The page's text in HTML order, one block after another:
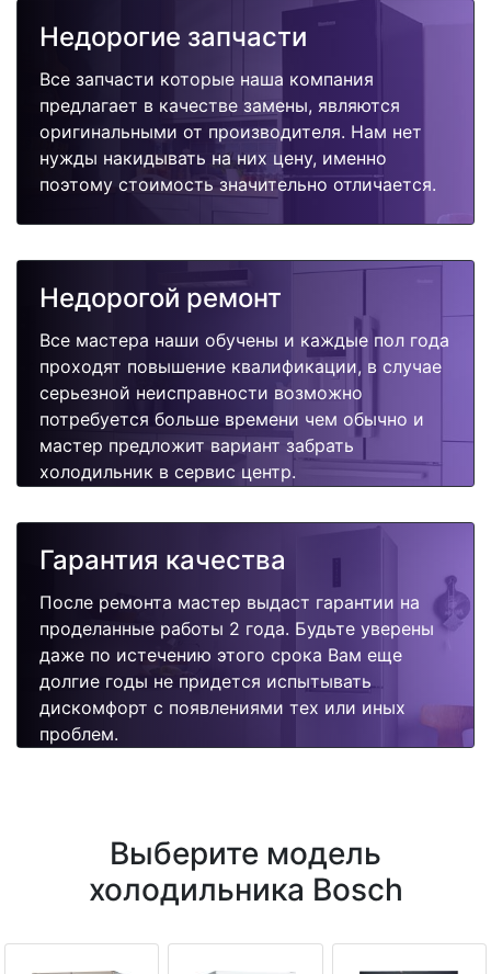
Недорогие запчасти
Все запчасти которые наша компания
предлагает в качестве замены, являются
оригинальными от производителя. Нам нет
нужды накидывать на них цену, именно
поэтому стоимость значительно отличается.
Недорогой ремонт
Все мастера наши обучены и каждые пол года
проходят повышение квалификации, в случае
серьезной неисправности возможно
потребуется больше времени чем обычно и
мастер предложит вариант забрать
холодильник в сервис центр.
Гарантия качества
После ремонта мастер выдаст гарантии на
проделанные работы 2 года. Будьте уверены
даже по истечению этого срока Вам еще
долгие годы не придется испытывать
дискомфорт с появлениями тех или иных
проблем.
Выберите модель
холодильника Bosch